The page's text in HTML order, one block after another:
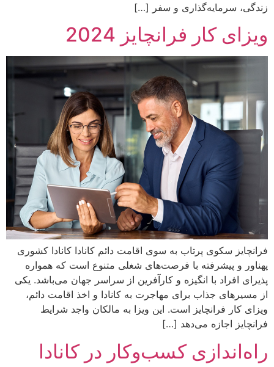
زندگی، سرمایه‌گذاری و سفر […]
ویزای کار فرانچایز 2024
فرانچایز سکوی پرتاب به سوی اقامت دائم کانادا کانادا کشوری
پهناور و پیشرفته با فرصت‌های شغلی متنوع است که همواره
پذیرای افراد با انگیزه و کارآفرین از سراسر جهان می‌باشد. یکی
از مسیرهای جذاب برای مهاجرت به کانادا و اخذ اقامت دائم،
ویزای کار فرانچایز است. این ویزا به مالکان واجد شرایط
فرانچایز اجازه می‌دهد […]
راه‌اندازی کسب‌وکار در کانادا